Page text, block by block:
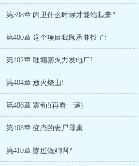
第398章 内卫什么时候才能站起来?
第400章 这个项目我顾承渊投了!
第402章 理塘寨火力发电厂!
第404章 放火烧山!
第406章 震动!(再看一遍)
第408章 变态的丧尸母巢
第410章 惨过做鸡啊?